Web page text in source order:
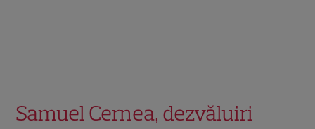
Samuel Cernea, dezvăluiri